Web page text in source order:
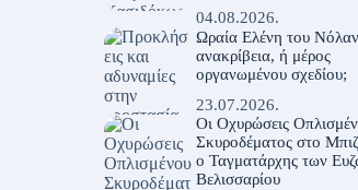
04.08.2026.
Ωραία Ελένη του
ανακρίβεια, ή μέρος
οργανωμένου σχεδίου;
23.07.2026.
Οι Οχυρώσεις
Σκυροδέματος στο
ο Ταγματάρχης των
Βελισσαρίου